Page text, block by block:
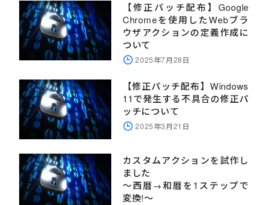
【修正パッチ配布】Google
Chromeを使用したWebブラ
ウザアクションの定義作成に
ついて
2025年7月28日
【修正パッチ配布】Windows
11で発生する不具合の修正パ
ッチについて
2025年3月21日
カスタムアクションを試作し
ました
～西暦→和暦を1ステップで
変換!～